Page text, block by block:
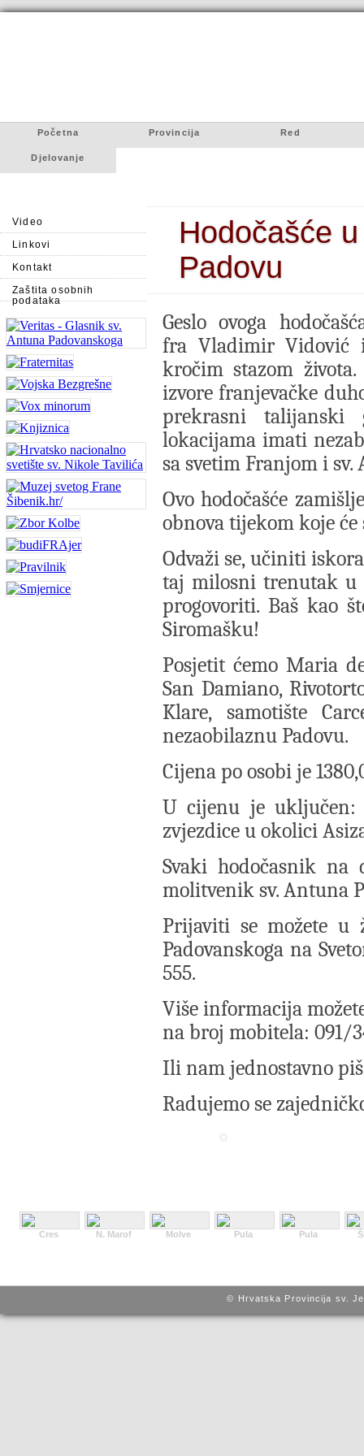
Početna Provincija Red
Djelovanje
Video
Linkovi
Kontakt
Zaštita osobnih
podataka
Hodočašće
Padovu
Geslo ovoga
fra Vladimir Vidović
kročim stazom
izvore franjevačke
prekrasni
lokacijama imati
sa svetim Franjom i sv.
Ovo hodočašće
obnova tijekom koje
Odvaži se, učiniti
taj milosni trenutak u
progovoriti. Baš kao
Siromašku!
Posjetit ćemo Maria
San Damiano,
Klare, samotište
nezaobilaznu Padovu.
Cijena po osobi je
U cijenu je uključen:
zvjezdice u okolici
Svaki hodočasnik na
molitvenik sv. Antuna
Prijaviti se možete u
Padovanskoga na
555.
Više informacija
na broj mobitela: 091/
Ili nam jednostavno
Radujemo se
Cres N. Marof Molve Pula Pula
© Hrvatska Provincija sv.